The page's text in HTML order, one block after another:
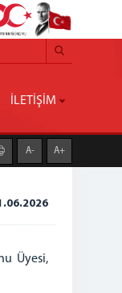
İLETİŞİM
A- A+
Üyesi,